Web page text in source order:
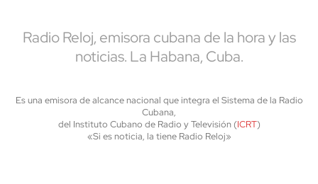
Radio Reloj, emisora cubana de la hora y las
noticias. La Habana, Cuba.
Es una emisora de alcance nacional que integra el Sistema de la Radio
Cubana,
del Instituto Cubano de Radio y Televisión (ICRT)
«Si es noticia, la tiene Radio Reloj»